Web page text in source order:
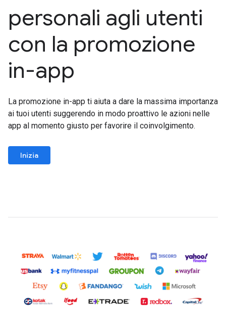
personali agli utenti
con la promozione
in-app
La promozione in-app ti aiuta a dare la massima importanza
ai tuoi utenti suggerendo in modo proattivo le azioni nelle
app al momento giusto per favorire il coinvolgimento.
Inizia